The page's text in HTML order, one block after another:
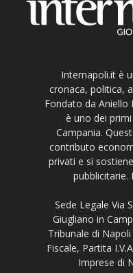
Internapoli.it è
cronaca, politica,
Fondato da Aniello
è uno dei
Campania.
contributo
privati e si
pubblicitarie.
Sede Legale Via
Giugliano in
Tribunale di
Fiscale, Partita
Imprese di